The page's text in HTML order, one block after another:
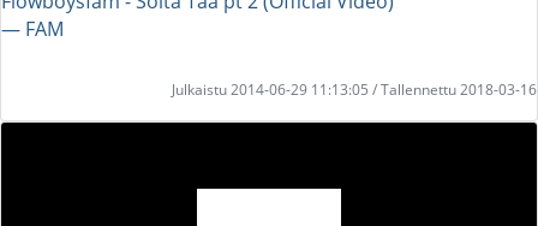
― FAM
Julkaistu 2014-06-29 11:13:05 / Tallennettu 2018-03-16